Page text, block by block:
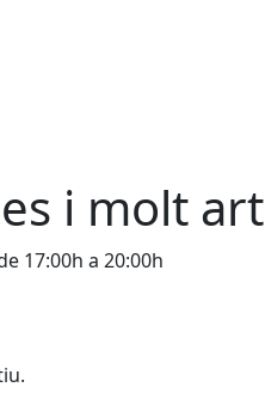
i molt art
17:00h a 20:00h